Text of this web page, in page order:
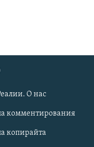
О нас
комментирования
копирайта